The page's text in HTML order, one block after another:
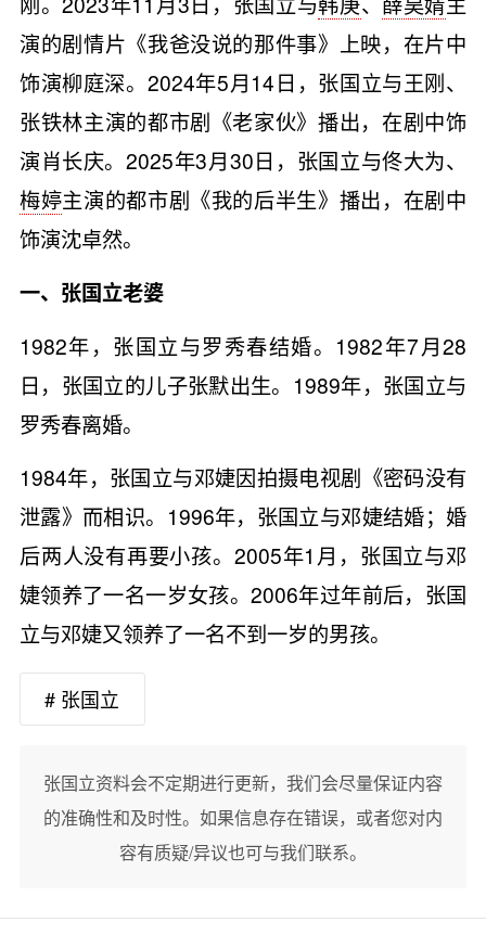
演的剧情片《我爸没说的那件事》上映，在片中
饰演柳庭深。2024年5月14日，张国立与王刚、
张铁林主演的都市剧《老家伙》播出，在剧中饰
演肖长庆。2025年3月30日，张国立与佟大为、
梅婷主演的都市剧《我的后半生》播出，在剧中
饰演沈卓然。
一、张国立老婆
1982年，张国立与罗秀春结婚。1982年7月28
日，张国立的儿子张默出生。1989年，张国立与
罗秀春离婚。
1984年，张国立与邓婕因拍摄电视剧《密码没有
泄露》而相识。1996年，张国立与邓婕结婚；婚
后两人没有再要小孩。2005年1月，张国立与邓
婕领养了一名一岁女孩。2006年过年前后，张国
立与邓婕又领养了一名不到一岁的男孩。
# 张国立
张国立资料会不定期进行更新，我们会尽量保证内容
的准确性和及时性。如果信息存在错误，或者您对内
容有质疑/异议也可与我们联系。